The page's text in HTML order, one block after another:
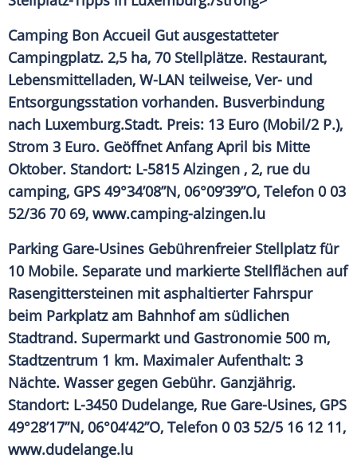
Camping Bon Accueil Gut ausgestatteter
Campingplatz. 2,5 ha, 70 Stellplätze. Restaurant,
Lebensmittelladen, W-LAN teilweise, Ver- und
Entsorgungsstation vorhanden. Busverbindung
nach Luxemburg.Stadt. Preis: 13 Euro (Mobil/2 P.),
Strom 3 Euro. Geöffnet Anfang April bis Mitte
Oktober. Standort: L-5815 Alzingen , 2, rue du
camping, GPS 49°34’08”N, 06°09’39”O, Telefon 0 03
52/36 70 69, www.camping-alzingen.lu
Parking Gare-Usines Gebührenfreier Stellplatz für
10 Mobile. Separate und markierte Stellflächen auf
Rasengittersteinen mit asphaltierter Fahrspur
beim Parkplatz am Bahnhof am südlichen
Stadtrand. Supermarktund Gastronomie 500 m,
Stadtzentrum 1 km. Maximaler Aufenthalt: 3
Nächte. Wasser gegen Gebühr. Ganzjährig.
Standort: L-3450 Dudelange, Rue Gare-Usines, GPS
49°28’17”N, 06°04’42”O, Telefon 0 03 52/5 16 12 11,
www.dudelange.lu